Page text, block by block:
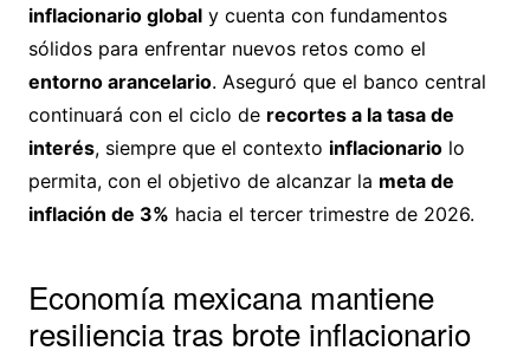
inflacionario globaly cuenta con fundamentos
sólidos para enfrentar nuevos retos como el
entorno arancelario. Aseguró que el banco central
continuará con el ciclo de recortes a la tasa de
interés, siempre que el contexto inflacionariolo
permita, con el objetivo de alcanzar la meta de
inflación de 3% hacia el tercer trimestre de 2026.
Economía mexicana mantiene
resiliencia tras brote inflacionario